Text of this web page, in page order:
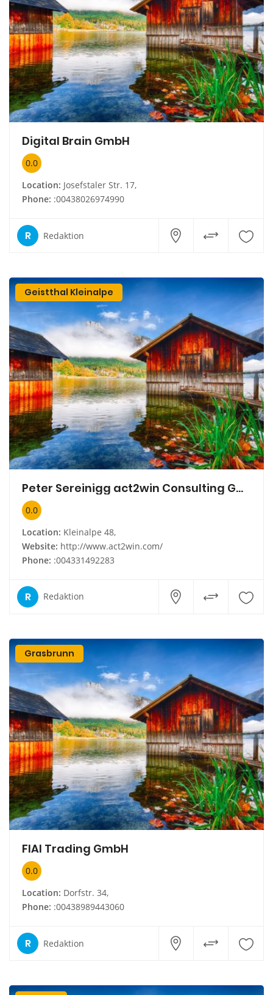
Digital Brain GmbH
0.0
Location: Josefstaler Str. 17,
Phone: :00438026974990
R Redaktion
Geistthal Kleinalpe
Peter Sereinigg act2win Consulting GmbH
0.0
Location: Kleinalpe 48,
Website: http://www.act2win.com/
Phone: :004331492283
R Redaktion
Grasbrunn
FIAI Trading GmbH
0.0
Location: Dorfstr. 34,
Phone: :00438989443060
R Redaktion